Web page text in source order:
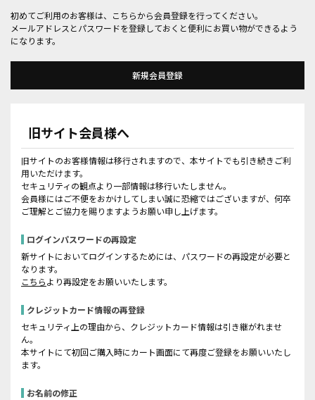
初めてご利用のお客様は、こちらから会員登録を行ってください。
メールアドレスとパスワードを登録しておくと便利にお買い物ができるよう
になります。
旧サイト会員様へ
旧サイトのお客様情報は移行されますので、本サイトでも引き続きご利
用いただけます。
セキュリティの観点より一部情報は移行いたしません。
会員様にはご不便をおかけしてしまい誠に恐縮ではございますが、何卒
ご理解とご協力を賜りますようお願い申し上げます。
ログインパスワードの再設定
新サイトにおいてログインするためには、パスワードの再設定が必要と
なります。
こちらより再設定をお願いいたします。
クレジットカード情報の再登録
セキュリティ上の理由から、クレジットカード情報は引き継がれませ
ん。
本サイトにて初回ご購入時にカート画面にて再度ご登録をお願いいたし
ます。
お名前の修正